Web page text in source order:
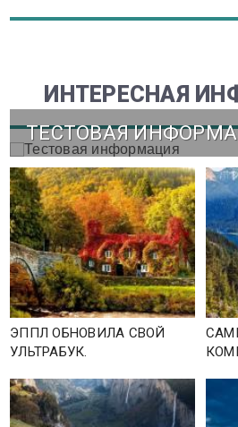
ИНТЕРЕСНАЯ
ТЕСТОВАЯ
ЭППЛ ОБНОВИЛА СВОЙ
УЛЬТРАБУК.